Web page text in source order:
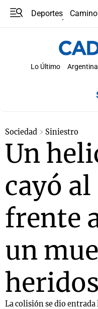
Deportes
Lo Último Argentina
Sociedad Siniestro
Un
cayó
frente
un
heridos
La colisión se dio entrada